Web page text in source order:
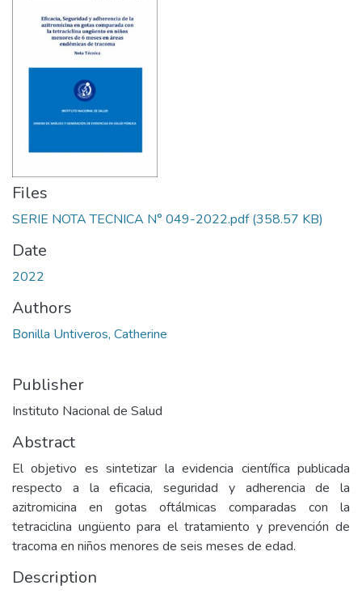
Files
SERIE NOTA TECNICA N° 049-2022.pdf(358.57 KB)
Date
2022
Authors
Bonilla Untiveros, Catherine
Publisher
Instituto Nacional de Salud
Abstract
El objetivo es sintetizar la evidencia científica publicada
respecto a la eficacia, seguridad y adherencia de la
azitromicina en gotas oftálmicas comparadas con la
tetraciclina ungüento para el tratamiento y prevención de
tracoma en niños menores de seis meses de edad.
Description